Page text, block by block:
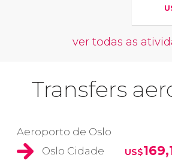
ver todas as
Transfers
Aeroporto de Oslo
Oslo Cidade
US$